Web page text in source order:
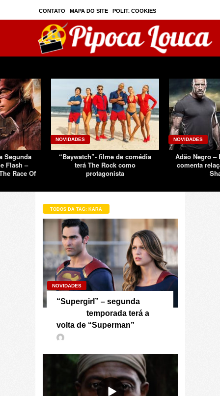
CONTATO MAPA DO SITE POLIT. COOKIES
PRIVAC./SEGURANÇA
Segunda
Flash –
Race Of
NOVIDADES
“Baywatch”- filme de comédia
terá The Rock como
protagonista
NOVIDADES
Adão Negro –
comenta
TODOS DA TAG: KARA
NOVIDADES
“Supergirl” – segunda
temporada terá a
volta de “Superman”